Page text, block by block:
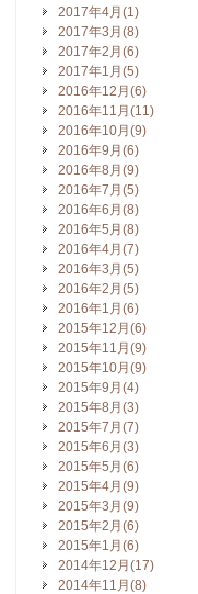
2017年4月(1)
2017年3月(8)
2017年2月(6)
2017年1月(5)
2016年12月(6)
2016年11月(11)
2016年10月(9)
2016年9月(6)
2016年8月(9)
2016年7月(5)
2016年6月(8)
2016年5月(8)
2016年4月(7)
2016年3月(5)
2016年2月(5)
2016年1月(6)
2015年12月(6)
2015年11月(9)
2015年10月(9)
2015年9月(4)
2015年8月(3)
2015年7月(7)
2015年6月(3)
2015年5月(6)
2015年4月(9)
2015年3月(9)
2015年2月(6)
2015年1月(6)
2014年12月(17)
2014年11月(8)